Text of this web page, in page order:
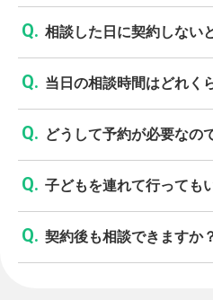
相談した日に契約しない
当日の相談時間はどれく
どうして予約が必要なの
子どもを連れて行っても
契約後も相談できますか